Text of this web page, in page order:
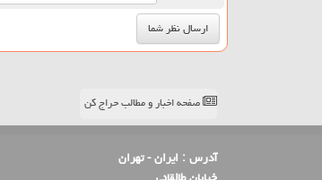
صفحه اخبار و مطالب حراج کن
آدرس : ایران - تهران